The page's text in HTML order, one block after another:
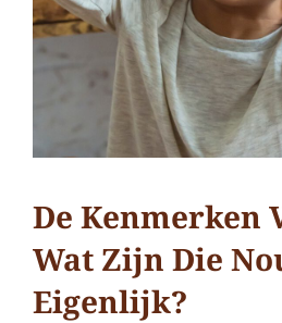
De Kenmerken
Wat Zijn Die
Eigenlijk?